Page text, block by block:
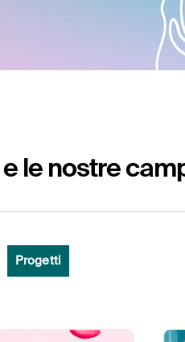
le nostre
Progetti